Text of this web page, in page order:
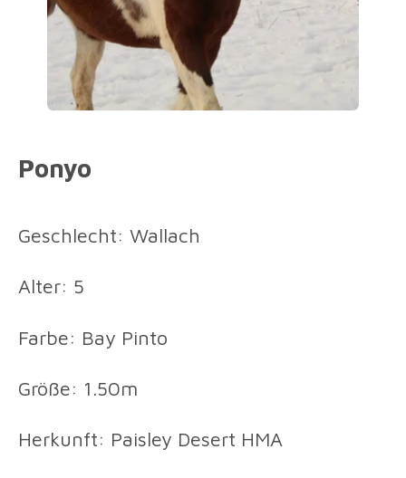
Ponyo
Geschlecht: Wallach
Alter: 5
Farbe: Bay Pinto
Größe: 1.50m
Herkunft: Paisley Desert HMA